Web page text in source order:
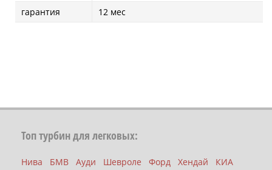
гарантия
12 мес
Топ турбин для легковых:
Нива БМВ Ауди Шевроле Форд Хендай
КИА